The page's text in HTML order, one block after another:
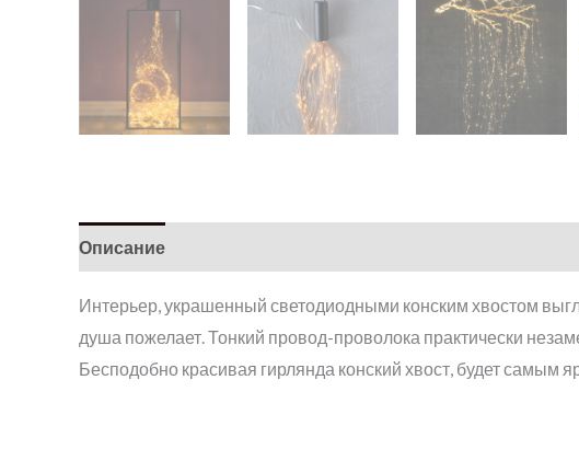
Описание
Интерьер, украшенный светодиодными конским хвостом
душа пожелает. Тонкий провод-проволока практически
Бесподобно красивая гирлянда конский хвост, будет самым